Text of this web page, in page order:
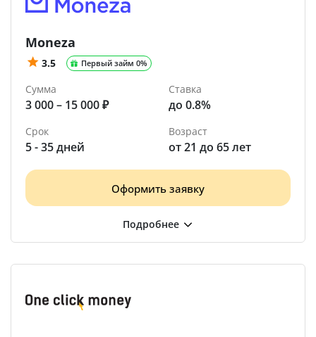
Moneza
3.5 Первый займ 0%
Сумма
3 000 – 15 000 ₽
Ставка
до 0.8%
Срок
5 - 35 дней
Возраст
от 21 до 65 лет
Оформить заявку